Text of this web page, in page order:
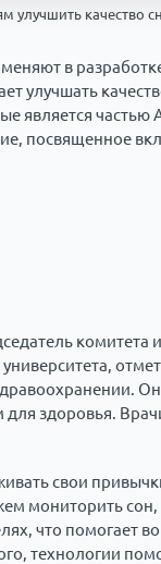
улучшить качество
в
улучшать
является
посвященное
комитета
здоровья.
свои
мониторить сон,
что помогает
технологии